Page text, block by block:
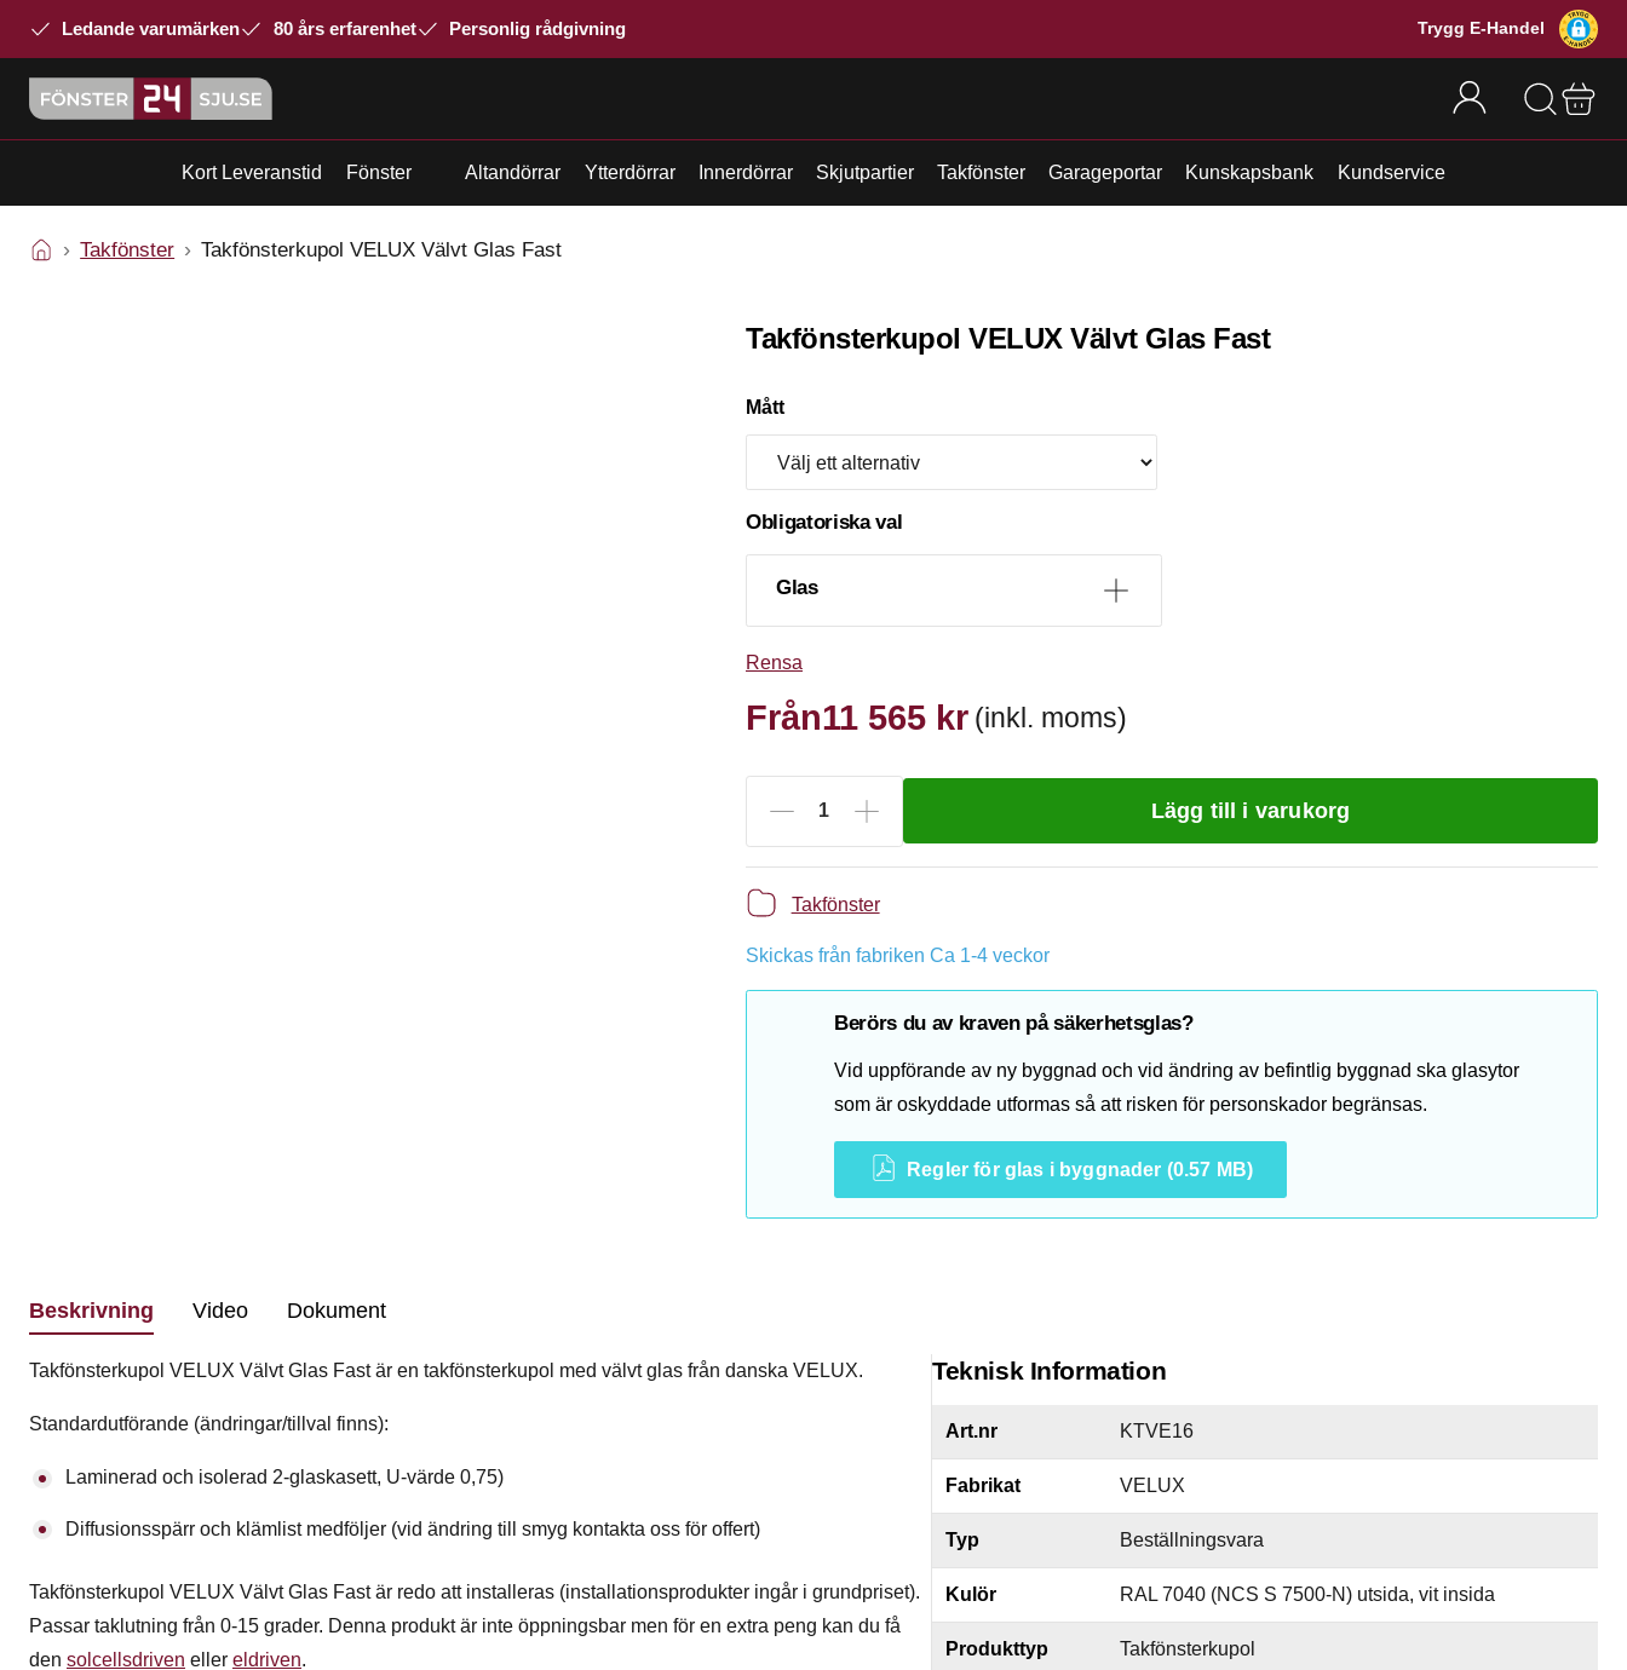
Ledande varumärken 80 års erfarenhet Personlig rådgivning Trygg E-Handel
Kort Leveranstid Fönster Altandörrar Ytterdörrar Innerdörrar Skjutpartier Takfönster Garageportar Kunskapsbank Kundservice
Takfönster Takfönsterkupol VELUX Välvt Glas Fast
Takfönsterkupol VELUX Välvt Glas Fast
Mått
Obligatoriska val
Glas
Rensa
Från11 565 kr (inkl. moms)
Lägg till i varukorg
Takfönster
Skickas från fabriken Ca 1-4 veckor
Berörs du av kraven på säkerhetsglas?
Vid uppförande av ny byggnad och vid ändring av befintlig byggnad ska glasytor
som är oskyddade utformas så att risken för personskador begränsas.
Regler för glas i byggnader (0.57 MB)
Beskrivning Video Dokument
Takfönsterkupol VELUX Välvt Glas Fast är en takfönsterkupol med välvt glas från danska VELUX.
Standardutförande (ändringar/tillval finns):
Laminerad och isolerad 2-glaskasett, U-värde 0,75)
Diffusionsspärr och klämlist medföljer (vid ändring till smyg kontakta oss för offert)
Takfönsterkupol VELUX Välvt Glas Fast är redo att installeras (installationsprodukter ingår i grundpriset).
Passar taklutning från 0-15 grader. Denna produkt är inte öppningsbar men för en extra peng kan du få
den solcellsdriven eller eldriven.
Teknisk Information
Art.nr KTVE16
Fabrikat VELUX
Typ Beställningsvara
Kulör RAL 7040 (NCS S 7500-N) utsida, vit insida
Produkttyp Takfönsterkupol